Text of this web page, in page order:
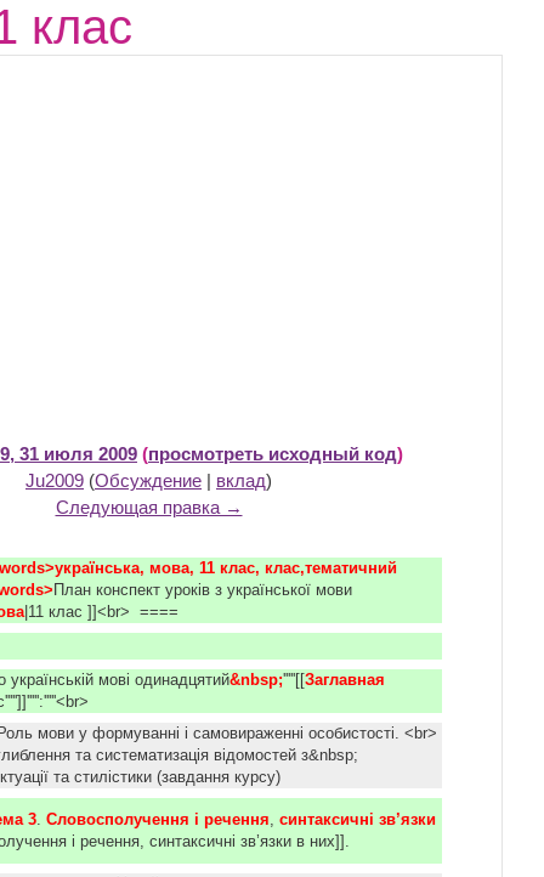
клас
31 июля 2009 (просмотреть исходный код)
Ju2009 (Обсуждение | вклад)
Следующая правка →
мова, 11 клас, клас,тематичний
План конспект уроків з української мови
|11 клас ]]<br> ====
українській мові одинадцятий&nbsp;'''''[[ Заглавная
мови у формуванні і самовираженні особистості. <br>
та систематизація відомостей з&nbsp;
та стилістики (завдання курсу)
3. Словосполучення і речення, синтаксичні зв’язки
і речення, синтаксичні зв’язки в них]].